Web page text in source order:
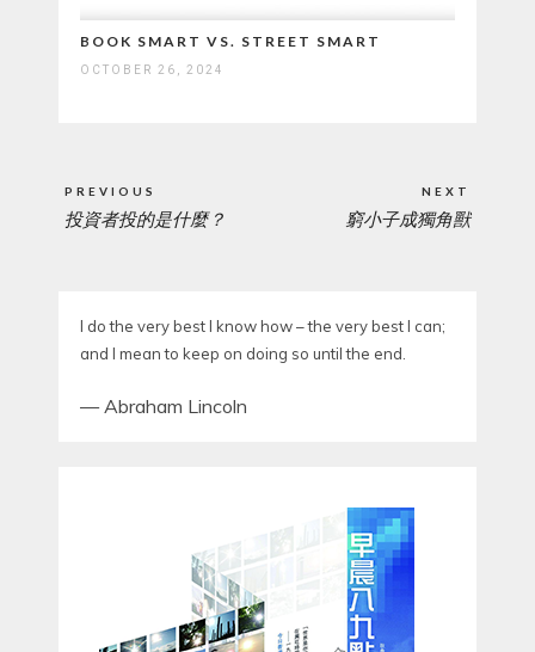
BOOK SMART VS. STREET SMART
OCTOBER 26, 2024
navigation
PREVIOUS
PREVIOUS
投資者投的是什麼？
NEXT
窮小子成獨角獸
I do the very best I know how – the very best I can;
and I mean to keep on doing so until the end.
— Abraham Lincoln